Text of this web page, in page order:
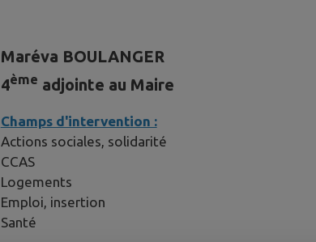
Maréva BOULANGER
4ème adjointe au Maire
Champs d'intervention :
Actions sociales, solidarité
CCAS
Logements
Emploi, insertion
Santé